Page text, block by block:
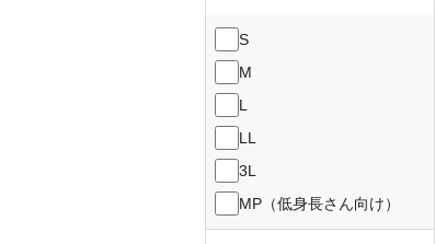
S
M
L
LL
3L
MP（低身長さん向け）